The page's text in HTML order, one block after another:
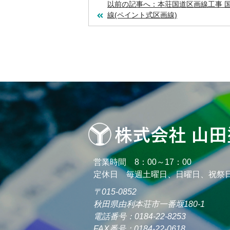
以前の記事へ：本荘国道区画線工事
線(ペイント式区画線)
営業時間 8：00～17：00
定休日 毎週土曜日、日曜日、祝祭
〒015-0852
秋田県由利本荘市一番堰180-1
電話番号：0184-22-8253